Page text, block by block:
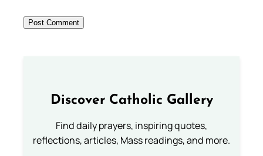
Discover Catholic Gallery
Find daily prayers, inspiring quotes,
reflections, articles, Mass readings, and more.